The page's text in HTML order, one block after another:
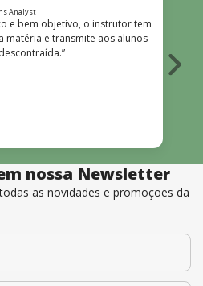
Analyst
e bem objetivo, o instrutor tem
matéria e transmite aos alunos
nossa Newsletter
as novidades e promoções da